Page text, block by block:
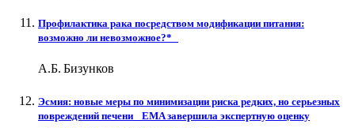
Профилактика рака посредством модификации питания:
возможно ли невозможное?*
А.Б. Бизунков
Эсмия: новые меры по минимизации риска редких, но серьезных
повреждений печени EMA завершила экспертную оценку